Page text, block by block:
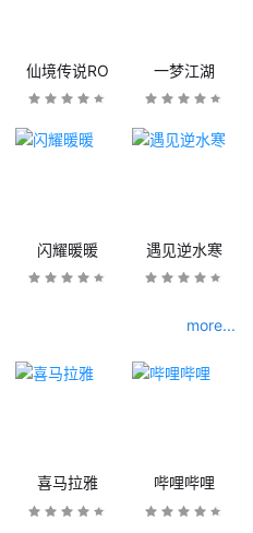
仙境传说RO 一梦江湖
闪耀暖暖 遇见逆水寒
more...
喜马拉雅 哔哩哔哩